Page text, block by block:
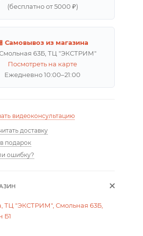
(бесплатно от 5000 ₽)
Самовывоз из магазина
63Б, ТЦ "ЭКСТРИМ"
Посмотреть на карте
Ежедневно 10:00–21:00
видеоконсультацию
доставку
подарок
ошибку?
ТЦ "ЭКСТРИМ", Смольная 63Б,
Б1